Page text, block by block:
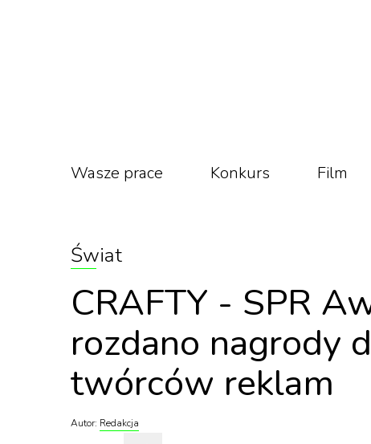
Wasze prace Konkurs Film
Świat
CRAFTY - SPR
rozdano nagrody
twórców reklam
Autor: Redakcja